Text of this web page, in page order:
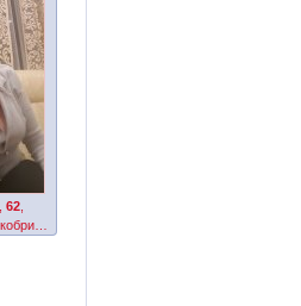
62,
Бирмингем, Великобритания